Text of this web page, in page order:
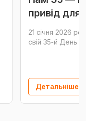
привід для
21 січня 2026
свій 35-й День
Детальніше